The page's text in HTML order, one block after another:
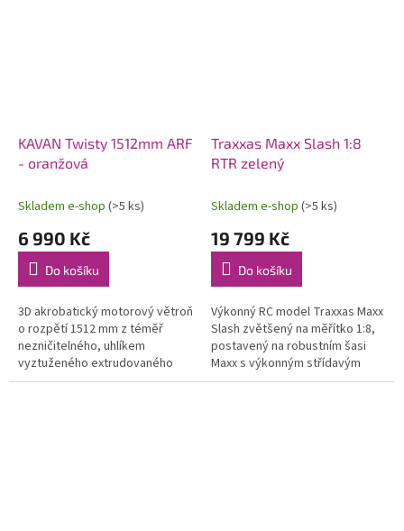
KAVAN Twisty 1512mm ARF
- oranžová
Skladem e-shop (>5 ks)
6 990 Kč
Do košíku
3D akrobatický motorový větroň
o rozpětí 1512 mm z téměř
nezničitelného, uhlíkem
vyztuženého extrudovaného
pěnového polyolefinu (EPO).
Traxxas Maxx Slash 1:8
RTR zelený
Skladem e-shop (>5 ks)
19 799 Kč
Do košíku
Výkonný RC model Traxxas Maxx
Slash zvětšený na měřítko 1:8,
postavený na robustním šasi
Maxx s výkonným střídavým
pohonem 6S. Model poskytuje